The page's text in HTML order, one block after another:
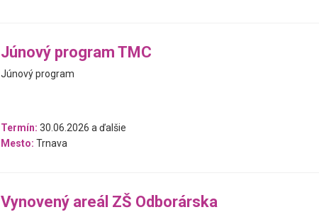
Júnový program TMC
Júnový program
Termín: 30.06.2026 a ďalšie
Mesto: Trnava
Vynovený areál ZŠ Odborárska